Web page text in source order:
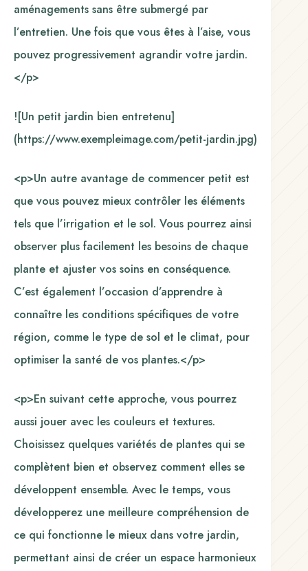
aménagements sans être submergé par
l’entretien. Une fois que vous êtes à l’aise, vous
pouvez progressivement agrandir votre jardin.
</p>
![Un petit jardin bien entretenu]
(https://www.exempleimage.com/petit-jardin.jpg)
<p>Un autre avantage de commencer petit est
que vous pouvez mieux contrôler les éléments
tels que l’irrigation et le sol. Vous pourrez ainsi
observer plus facilement les besoins de chaque
plante et ajuster vos soins en conséquence.
C’est également l’occasion d’apprendre à
connaître les conditions spécifiques de votre
région, comme le type de sol et le climat, pour
optimiser la santé de vos plantes.</p>
<p>En suivant cette approche, vous pourrez
aussi jouer avec les couleurs et textures.
Choisissez quelques variétés de plantes qui se
complètent bien et observez comment elles se
développent ensemble. Avec le temps, vous
développerez une meilleure compréhension de
ce qui fonctionne le mieux dans votre jardin,
permettant ainsi de créer un espace harmonieux